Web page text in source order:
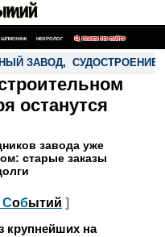
ШПИОНАЖ НЕКРОЛОГ ПОИСК ПО САЙТУ
ЗАВОД, СУДОСТРОЕНИЕ
останутся
завода уже
старые заказы
Событий ]
крупнейших на